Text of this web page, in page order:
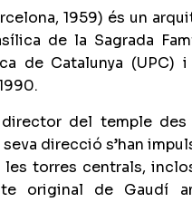
1959) és un
de la Sagrada
de Catalunya
del temple des
direcció s’han
les torres centrals,
original de Gaudí